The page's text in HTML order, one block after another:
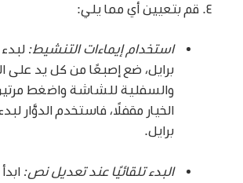
قم بتعيين أي مما يلي:
استخدام إيماءات التنشيط:
برايل، ضع إصبعًا من كل يد على
والسفلية للشاشة واضغط
الخيار مقفلًا، فاستخدم الدوَّار
برايل.
البدء تلقائيًا عند تعديل نص: